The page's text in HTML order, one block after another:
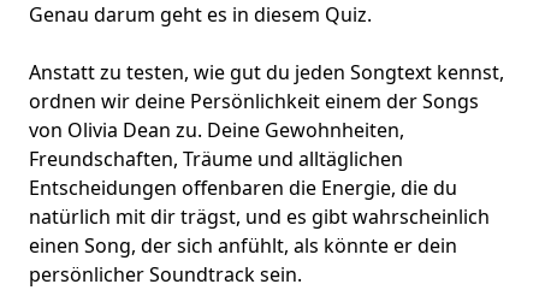
Genau darum geht es in diesem Quiz.
Anstatt zu testen, wie gut du jeden Songtext kennst,
ordnen wir deine Persönlichkeit einem der Songs
von Olivia Dean zu. Deine Gewohnheiten,
Freundschaften, Träume und alltäglichen
Entscheidungen offenbaren die Energie, die du
natürlich mit dir trägst, und es gibt wahrscheinlich
einen Song, der sich anfühlt, als könnte er dein
persönlicher Soundtracksein.